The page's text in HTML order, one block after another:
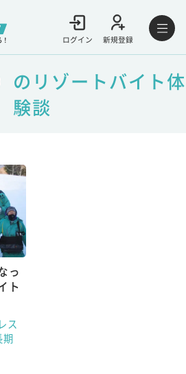
ログイン 新規登録
のリゾートバイト体
験談
っ
ト
ス
期